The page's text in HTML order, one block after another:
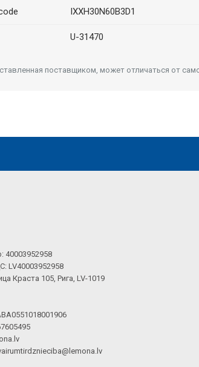
IXXH30N60B3D1
U-31470
поставщиком, может отличаться от
40003952958
LV40003952958
Краста 105, Рига, LV-1019